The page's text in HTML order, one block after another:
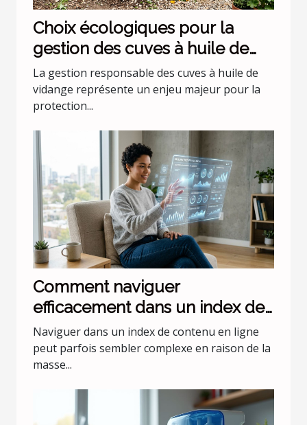
Choix écologiques pour la
gestion des cuves à huile de
vidange
La gestion responsable des cuves à huile de
vidange représente un enjeu majeur pour la
protection...
Comment naviguer
efficacement dans un index de
contenu en ligne ?
Naviguer dans un index de contenu en ligne
peut parfois sembler complexe en raison de la
masse...